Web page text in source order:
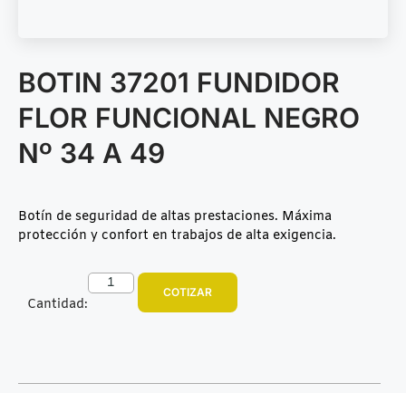
BOTIN 37201 FUNDIDOR
FLOR FUNCIONAL NEGRO
Nº 34 A 49
Botín de seguridad de altas prestaciones. Máxima
protección y confort en trabajos de alta exigencia.
Cantidad:
COTIZAR